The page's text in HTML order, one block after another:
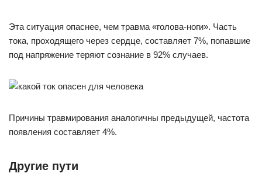
Эта ситуация опаснее, чем травма «голова-ноги». Часть
тока, проходящего через сердце, составляет 7%, попавшие
под напряжение теряют сознание в 92% случаев.
Причины травмирования аналогичны предыдущей, частота
появления составляет 4%.
Другие пути